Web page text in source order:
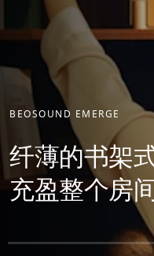
BEOSOUND EMERGE
纤薄的书架
充盈整个房